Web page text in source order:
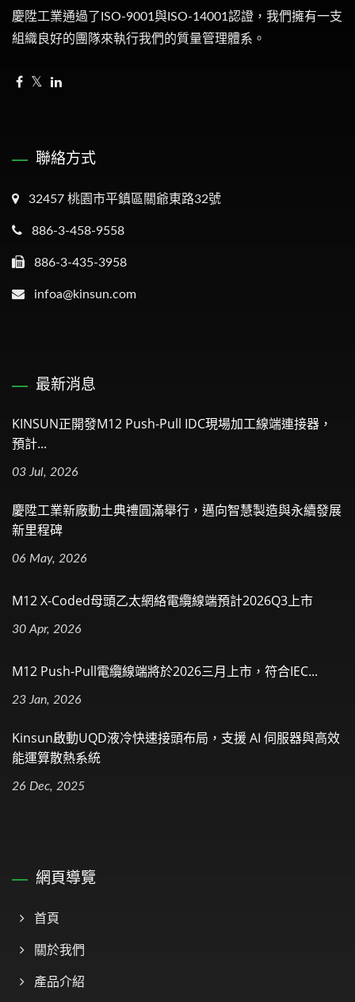
慶陞工業通過了ISO-9001與ISO-14001認證，我們擁有一支
組織良好的團隊來執行我們的質量管理體系。
聯絡方式
32457 桃園市平鎮區關爺東路32號
886-3-458-9558
886-3-435-3958
infoa@kinsun.com
最新消息
KINSUN正開發M12 Push-Pull IDC現場加工線端連接器，
預計...
03 Jul, 2026
慶陞工業新廠動土典禮圓滿舉行，邁向智慧製造與永續發展
新里程碑
06 May, 2026
M12 X-Coded母頭乙太網絡電纜線端預計2026Q3上市
30 Apr, 2026
M12 Push-Pull電纜線端將於2026三月上市，符合IEC...
23 Jan, 2026
Kinsun啟動UQD液冷快速接頭布局，支援 AI 伺服器與高效
能運算散熱系統
26 Dec, 2025
網頁導覽
首頁
關於我們
產品介紹